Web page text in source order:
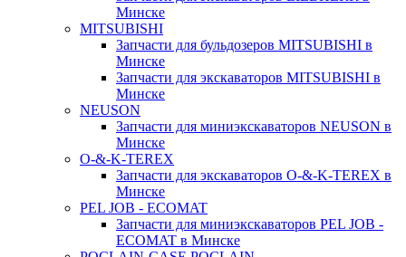
Минске
MITSUBISHI
Запчасти для бульдозеров MITSUBISHI в
Минске
Запчасти для экскаваторов MITSUBISHI в
Минске
NEUSON
Запчасти для миниэкскаваторов NEUSON в
Минске
O-&-K-TEREX
Запчасти для экскаваторов O-&-K-TEREX в
Минске
PEL JOB - ECOMAT
Запчасти для миниэкскаваторов PEL JOB -
ECOMAT в Минске